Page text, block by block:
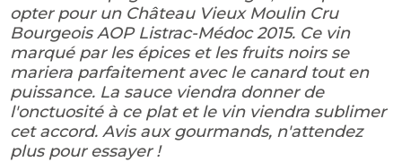
opter pour un Château Vieux Moulin Cru
Bourgeois AOP Listrac-Médoc 2015. Ce vin
marqué par les épices et les fruits noirs se
mariera parfaitement avec le canard tout en
puissance. La sauce viendra donner de
l'onctuosité à ce plat et le vin viendra sublimer
cet accord. Avis aux gourmands, n'attendez
plus pour essayer !